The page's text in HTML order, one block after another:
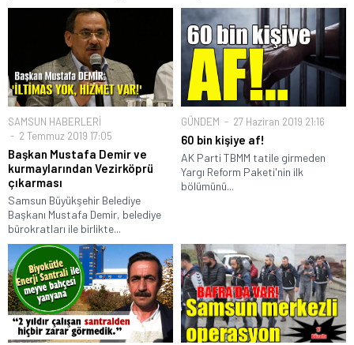
SAMSUN HABERLERİ
2 Temmuz 2019 17:05
Başkan Mustafa Demir ve
kurmaylarından Vezirköprü
çıkarması
Samsun Büyükşehir Belediye
Başkanı Mustafa Demir, belediye
bürokratları ile birlikte...
GÜNDEM 27 Haziran 2019 21:16
60 bin kişiye af!
AK Parti TBMM tatile girmeden
Yargı Reform Paketi'nin ilk
bölümünü...